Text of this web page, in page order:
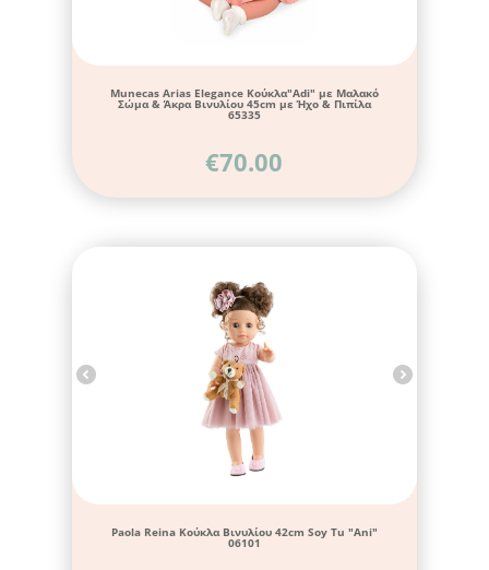
Munecas Arias Elegance Κούκλα"Adi" με Μαλακό
Σώμα & Άκρα Βινυλίου 45cm με Ήχο & Πιπίλα
65335
€70.00
Paola Reina Κούκλα Βινυλίου 42cm Soy Tu "Ani"
06101